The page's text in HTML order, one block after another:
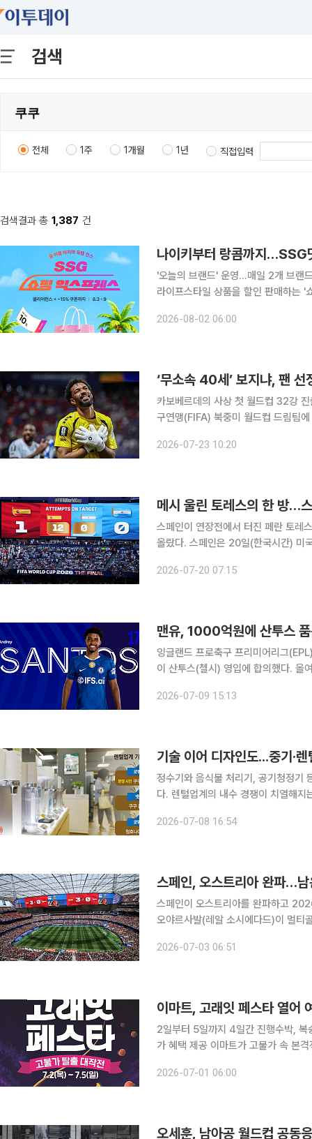
검색
전체 1주 1개월 1년 직접입력
검색결과 총 1,387 건
나이키부터 랑콤까지
'오늘의 브랜드' 운영…매일 2개 브랜드 최대 15% 추가 할인
라이프스타일 상품을 할인 판매하는 '쇼핑
헤지스·스톤헨지 등 잡화는 최대
2026-08-02 06:00
‘무소속 40세’ 보지냐, 팬
카보베르데의 사상 첫 월드컵 32강
구연맹(FIFA) 북중미 월드컵 드림팀에 이름을 올렸다. FIFA는 23일
선정됐다. 인구 약 58만 명의 아프
2026-07-23 10:20
메시 울린 토레스의 한 방…
스페인이 연장전에서 터진 페란 토레
올랐다. 스페인은 20일(한국시간) 미국 뉴저지주 이스트러더퍼드의 뉴욕 뉴저지 스타디움에서 열린
리했다. 2010년 남아프리카공화
2026-07-20 07:15
맨유, 1000억원에 산투스
잉글랜드 프로축구 프리미어리그
이 산투스(첼시) 영입에 합의했다. 올
해 첼시와 총액 5000만파운드(약
2026-07-09 15:13
기술 이어 디자인도...중기·
정수기와 음식물 처리기, 공기청정기
다. 렌털업계의 내수 경쟁이 치열해
련 업계에 따르면 음식물처리기를 둘
2026-07-08 16:54
스페인, 오스트리아 완파…
스페인이 오스트리아를 완파하고
오야르사발(레알 소시에다드)이 멀티
디움에서 열린 2026 북중미 월드컵
2026-07-03 06:51
이마트, 고래잇 페스타 열어
2일부터 5일까지 4일간 진행수박, 복
가 혜택 제공 이마트가 고물가 속 본격적인 여름철을 맞아 여름 먹거리와 시즌 상품을 내세운 대규
제철 신선식품부터 한우, 삼겹살, 보
2026-07-01 06:00